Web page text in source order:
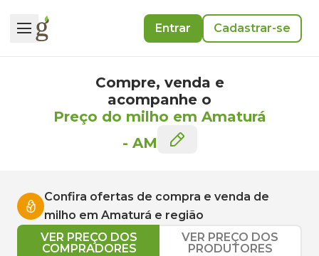
Entrar Cadastrar-se
Compre, venda e
acompanhe o
Preço do milho em Amaturá
- AM
Confira ofertas de compra e venda de
milho em Amaturá e região
VER PREÇO DOS
COMPRADORES
VER PREÇO DOS
PRODUTORES